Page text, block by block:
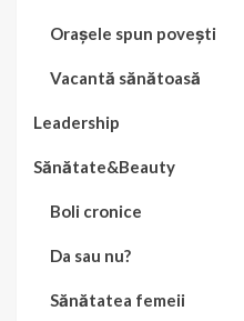
Orașele spun povești
Vacantă sănătoasă
Leadership
Sănătate&Beauty
Boli cronice
Da sau nu?
Sănătatea femeii